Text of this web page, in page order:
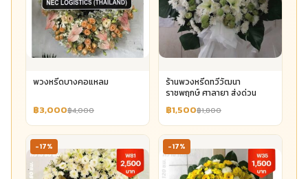
พวงหรีดบางคอแหลม
฿3,000฿4,000
ร้านพวงหรีดทวีวัฒนา
ราชพฤกษ์ ศาลายา ส่งด่วน
฿1,500฿1,800
-17% -17%